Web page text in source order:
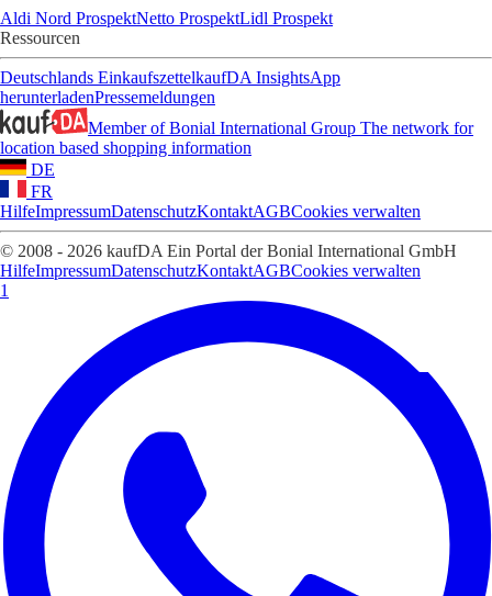
Aldi Nord ProspektNetto ProspektLidl Prospekt
Ressourcen
Deutschlands EinkaufszettelkaufDA InsightsApp
herunterladenPressemeldungen
Member of Bonial International Group The network for
location based shopping information
DE
FR
HilfeImpressumDatenschutzKontaktAGBCookies verwalten
© 2008 - 2026 kaufDA Ein Portal der Bonial International GmbH
HilfeImpressumDatenschutzKontaktAGBCookies verwalten
1